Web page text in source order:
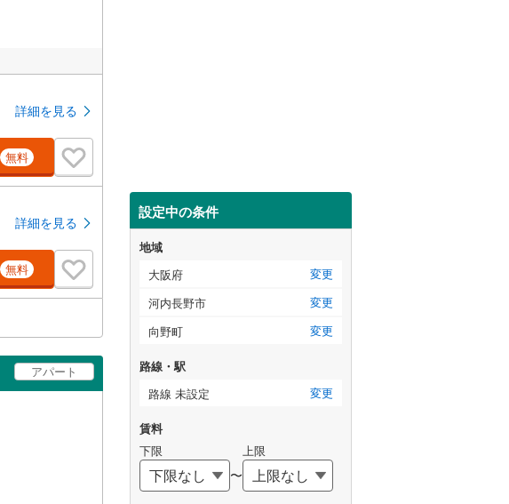
詳細を見る
無料
詳細を見る
無料
アパート
設定中の条件
地域
大阪府
変更
河内長野市
変更
向野町
変更
路線・駅
路線 未設定
変更
賃料
下限
〜
上限